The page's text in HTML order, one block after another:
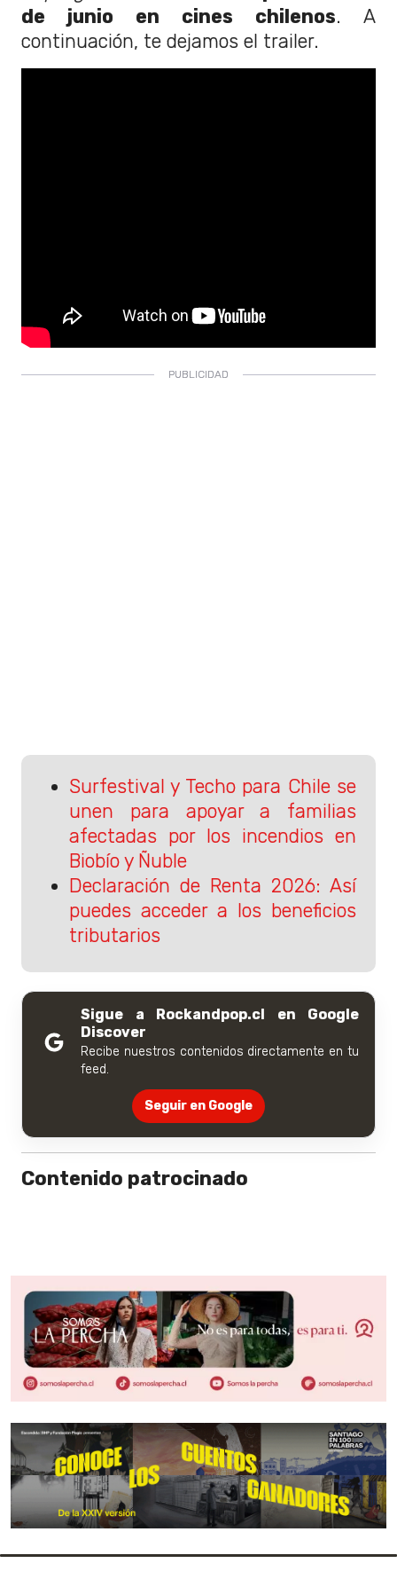
de junio en cines chilenos. A
continuación, te dejamos el trailer.
Surfestival y Techo para Chile se
unen para apoyar a familias
afectadas por los incendios en
Biobío y Ñuble
Declaración de Renta 2026: Así
puedes acceder a los beneficios
tributarios
Sigue a Rockandpop.cl en Google
Discover
Recibe nuestros contenidos directamente en tu
feed.
Seguir en Google
Contenido patrocinado